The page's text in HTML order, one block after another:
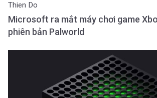
Thien Do
Microsoft ra mắt máy chơi game
phiên bản Palworld